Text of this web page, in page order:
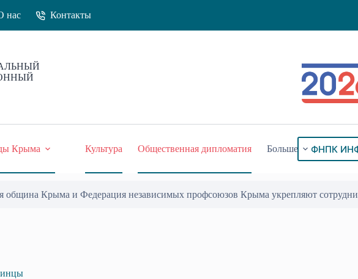
нас Контакты
Крыма Культура Общественная дипломатия Больше ФНПК
община Крыма и Федерация независимых профсоюзов Крыма укрепляют